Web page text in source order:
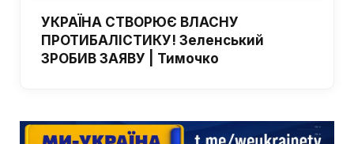
УКРАЇНА СТВОРЮЄ ВЛАСНУ
ПРОТИБАЛІСТИКУ! Зеленський
ЗРОБИВ ЗАЯВУ | Тимочко